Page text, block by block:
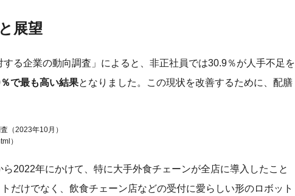
展望
る企業の動向調査」によると、非正社員では30.9％が人手不足を
で最も高い結果となりました。この現状を改善するために、配膳
（2023年10月）
）
2022年にかけて、特に大手外食チェーンが全店に導入したこと
だけでなく、飲食チェーン店などの受付に愛らしい形のロボット